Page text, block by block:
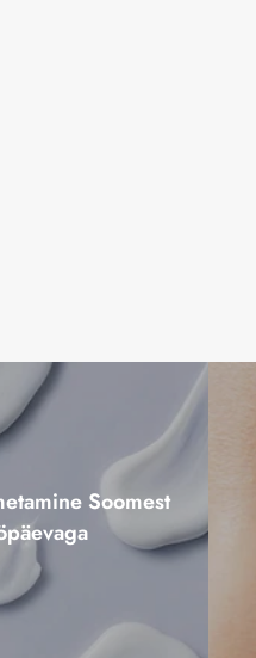
Soomest